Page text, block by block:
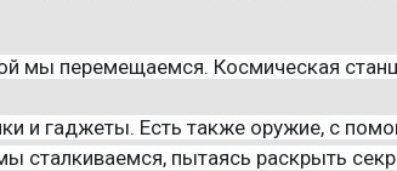
мы перемещаемся. Космическая
и гаджеты. Есть также оружие, с
пытаясь раскрыть